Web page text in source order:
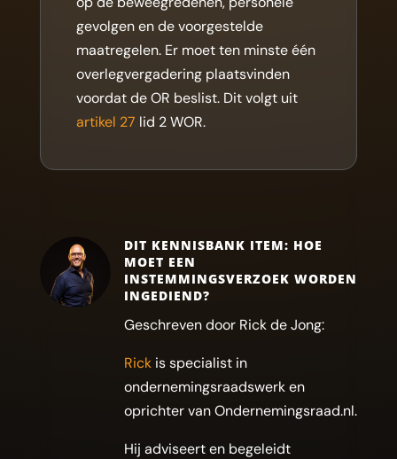
gevolgen en de voorgestelde
maatregelen. Er moet ten minste één
overlegvergadering plaatsvinden
voordat de OR beslist. Dit volgt uit
artikel 27 lid 2 WOR.
DIT KENNISBANK ITEM: HOE
MOET EEN
INSTEMMINGSVERZOEK WORDEN
INGEDIEND?
Geschreven door Rick de Jong:
Rickis specialist in
ondernemingsraadswerk en
oprichter van Ondernemingsraad.nl.
Hij adviseert en begeleidt